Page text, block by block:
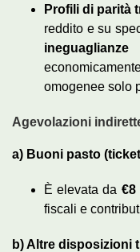
Profili di parità
reddito e su
omogenee solo
Agevolazioni
a) Buoni pasto
È elevata da €8
fiscali e
b) Altre disposizioni